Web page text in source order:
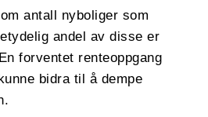
antall nyboliger som
andel av disse er
forventet renteoppgang
bidra til å dempe